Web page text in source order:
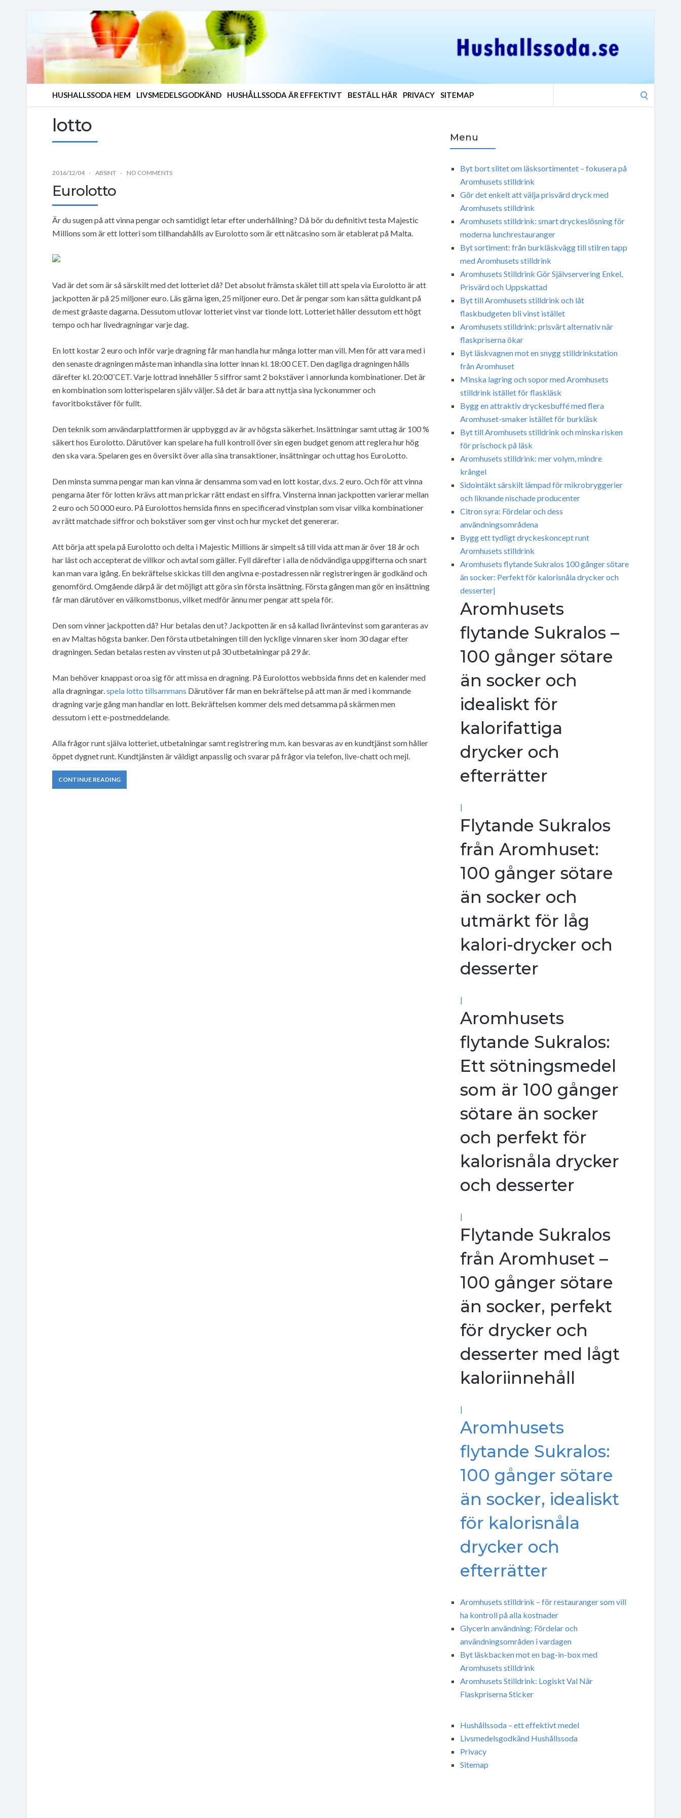
HUSHALLSSODA HEM LIVSMEDELSGODKÄND HUSHÅLLSSODA ÄR EFFEKTIVT BESTÄLL HÄR PRIVACY SITEMAP
lotto
2016/12/04 ABSINT NO COMMENTS
Eurolotto
Är du sugen på att vinna pengar och samtidigt letar efter underhållning? Då bör du definitivt testa Majestic
Millions som är ett lotteri som tillhandahålls av Eurolotto som är ett nätcasino som är etablerat på Malta.
Vad är det som är så särskilt med det lotteriet då? Det absolut främsta skälet till att spela via Eurolotto är att
jackpotten är på 25 miljoner euro. Läs gärna igen, 25 miljoner euro. Det är pengar som kan sätta guldkant på
de mest gråaste dagarna. Dessutom utlovar lotteriet vinst var tionde lott. Lotteriet håller dessutom ett högt
tempo och har livedragningar varje dag.
En lott kostar 2 euro och inför varje dragning får man handla hur många lotter man vill. Men för att vara med i
den senaste dragningen måste man inhandla sina lotter innan kl. 18:00 CET. Den dagliga dragningen hålls
därefter kl. 20:00¨CET. Varje lottrad innehåller 5 siffror samt 2 bokstäver i annorlunda kombinationer. Det är
en kombination som lotterispelaren själv väljer. Så det är bara att nyttja sina lyckonummer och
favoritbokstäver för fullt.
Den teknik som användarplattformen är uppbyggd av är av högsta säkerhet. Insättningar samt uttag är 100 %
säkert hos Eurolotto. Därutöver kan spelare ha full kontroll över sin egen budget genom att reglera hur hög
den ska vara. Spelaren ges en översikt över alla sina transaktioner, insättningar och uttag hos EuroLotto.
Den minsta summa pengar man kan vinna är densamma som vad en lott kostar, d.v.s. 2 euro. Och för att vinna
pengarna åter för lotten krävs att man prickar rätt endast en siffra. Vinsterna innan jackpotten varierar mellan
2 euro och 50 000 euro. På Eurolottos hemsida finns en specificerad vinstplan som visar vilka kombinationer
av rätt matchade siffror och bokstäver som ger vinst och hur mycket det genererar.
Att börja att spela på Eurolotto och delta i Majestic Millions är simpelt så till vida att man är över 18 år och
har läst och accepterat de villkor och avtal som gäller. Fyll därefter i alla de nödvändiga uppgifterna och snart
kan man vara igång. En bekräftelse skickas till den angivna e-postadressen när registreringen är godkänd och
genomförd. Omgående därpå är det möjligt att göra sin första insättning. Första gången man gör en insättning
får man därutöver en välkomstbonus, vilket medför ännu mer pengar att spela för.
Den som vinner jackpotten då? Hur betalas den ut? Jackpotten är en så kallad livräntevinst som garanteras av
en av Maltas högsta banker. Den första utbetalningen till den lycklige vinnaren sker inom 30 dagar efter
dragningen. Sedan betalas resten av vinsten ut på 30 utbetalningar på 29 år.
Man behöver knappast oroa sig för att missa en dragning. På Eurolottos webbsida finns det en kalender med
alla dragningar.spela lotto tillsammans Därutöver får man en bekräftelse på att man är med i kommande
dragning varje gång man handlar en lott. Bekräftelsen kommer dels med detsamma på skärmen men
dessutom i ett e-postmeddelande.
Alla frågor runt själva lotteriet, utbetalningar samt registrering m.m. kan besvaras av en kundtjänst som håller
öppet dygnet runt. Kundtjänsten är väldigt anpasslig och svarar på frågor via telefon, live-chatt och mejl.
CONTINUE READING
Menu
Byt bort slitet om läsksortimentet – fokusera på
Aromhusets stilldrink
Gör det enkelt att välja prisvärd dryck med
Aromhusets stilldrink
Aromhusets stilldrink: smart dryckeslösning för
moderna lunchrestauranger
Byt sortiment: från burkläskvägg till stilren tapp
med Aromhusets stilldrink
Aromhusets Stilldrink Gör Självservering Enkel,
Prisvärd och Uppskattad
Byt till Aromhusets stilldrink och låt
flaskbudgeten bli vinst istället
Aromhusets stilldrink: prisvärt alternativ när
flaskpriserna ökar
Byt läskvagnen mot en snygg stilldrinkstation
från Aromhuset
Minska lagring och sopor med Aromhusets
stilldrink istället för flaskläsk
Bygg en attraktiv dryckesbuffé med flera
Aromhuset-smaker istället för burkläsk
Byt till Aromhusets stilldrink och minska risken
för prischock på läsk
Aromhusets stilldrink: mer volym, mindre
krångel
Sidointäkt särskilt lämpad för mikrobryggerier
och liknande nischade producenter
Citron syra: Fördelar och dess
användningsområdena
Bygg ett tydligt dryckeskoncept runt
Aromhusets stilldrink
Aromhusets flytande Sukralos 100 gånger sötare
än socker: Perfekt för kalorisnåla drycker och
desserter|
Aromhusets
flytande Sukralos –
100 gånger sötare
än socker och
idealiskt för
kalorifattiga
drycker och
efterrätter
|
Flytande Sukralos
från Aromhuset:
100 gånger sötare
än socker och
utmärkt för låg
kalori-drycker och
desserter
|
Aromhusets
flytande Sukralos:
Ett sötningsmedel
som är 100 gånger
sötare än socker
och perfekt för
kalorisnåla drycker
och desserter
|
Flytande Sukralos
från Aromhuset –
100 gånger sötare
än socker, perfekt
för drycker och
desserter med lågt
kaloriinnehåll
|
Aromhusets
flytande Sukralos:
100 gånger sötare
än socker, idealiskt
för kalorisnåla
drycker och
efterrätter
Aromhusets stilldrink – för restauranger som vill
ha kontroll på alla kostnader
Glycerin användning: Fördelar och
användningsområden i vardagen
Byt läskbacken mot en bag-in-box med
Aromhusets stilldrink
Aromhusets Stilldrink: Logiskt Val När
Flaskpriserna Sticker
Hushållssoda – ett effektivt medel
Livsmedelsgodkänd Hushållssoda
Privacy
Sitemap